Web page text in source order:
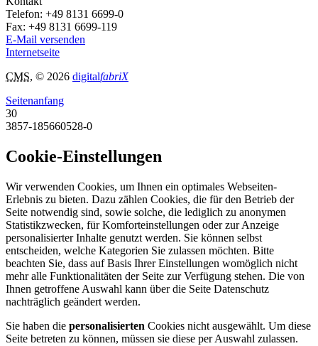
Telefon: +49 8131 6699-0
Fax: +49 8131 6699-119
E-Mail versenden
Internetseite
CMS, © 2026 digitalfabriX
Seitenanfang
30
3857-185660528-0
Cookie-Einstellungen
Wir verwenden Cookies, um Ihnen ein optimales Webseiten-
Erlebnis zu bieten. Dazu zählen Cookies, die für den Betrieb der
Seite notwendig sind, sowie solche, die lediglich zu anonymen
Statistikzwecken, für Komforteinstellungen oder zur Anzeige
personalisierter Inhalte genutzt werden. Sie können selbst
entscheiden, welche Kategorien Sie zulassen möchten. Bitte
beachten Sie, dass auf Basis Ihrer Einstellungen womöglich nicht
mehr alle Funktionalitäten der Seite zur Verfügung stehen. Die von
Ihnen getroffene Auswahl kann über die Seite Datenschutz
nachträglich geändert werden.
Sie haben die personalisierten Cookies nicht ausgewählt. Um diese
Seite betreten zu können, müssen sie diese per Auswahl zulassen.